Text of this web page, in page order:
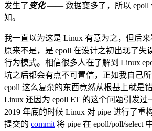
发生了 变化—— 数据变多了，所以 epoll
知。
我一直以为这是 Linux 有意为之，但后
原来不是，是 epoll 在设计之初出现了失
行为模式。相信很多人在了解到 Linux
坑之后都会有点不可置信，正如我自己
epoll 这么复杂的东西竟然从根基上就是
Linux 还因为 epoll ET 的这个问题引发过
2019 年底的时候 Linux 对 pipe 进行了重
提交的 commit 将 pipe 在 epoll/poll/select